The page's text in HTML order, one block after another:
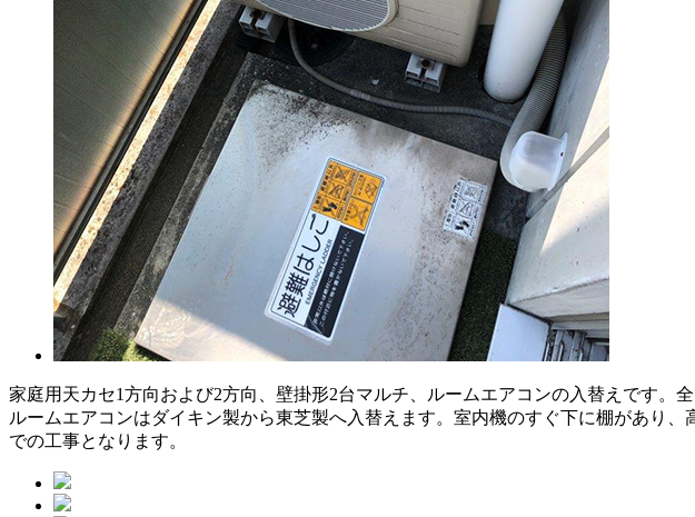
家庭用天カセ1方向および2方向、壁掛形2台マルチ、ルームエアコンの入替えです。
ルームエアコンはダイキン製から東芝製へ入替えます。室内機のすぐ下に棚があり
での工事となります。